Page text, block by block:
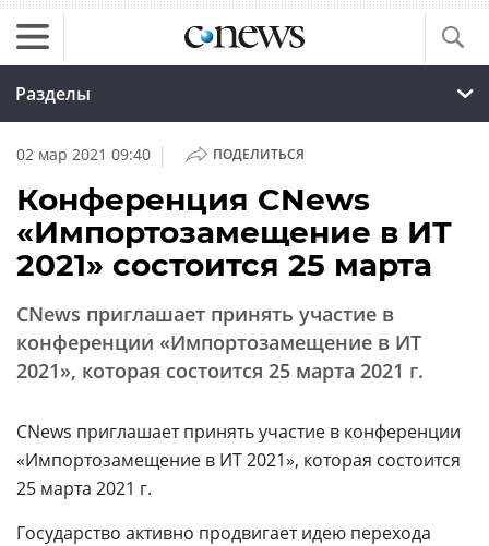
Разделы
02 мар 2021 09:40 | ПОДЕЛИТЬСЯ
Конференция CNews
«Импортозамещение в ИТ
2021» состоится 25 марта
CNews приглашает принять участие в
конференции «Импортозамещение в ИТ
2021», которая состоится 25 марта 2021 г.
CNews приглашает принять участие в конференции
«Импортозамещение в ИТ 2021», которая состоится
25 марта 2021 г.
Государство активно продвигает идею перехода